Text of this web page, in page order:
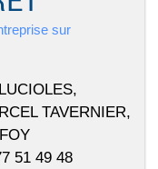
sur
TAVERNIER,
51 49 48